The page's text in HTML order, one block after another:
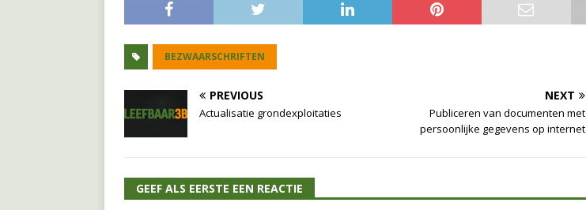
BEZWAARSCHRIFTEN
PREVIOUS
Actualisatie grondexploitaties
NEXT
Publiceren van documenten met
persoonlijke gegevens op internet
GEEF ALS EERSTE EEN REACTIE